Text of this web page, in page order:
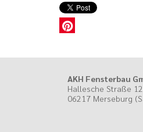
AKH Fensterbau
Hallesche Straße
06217 Merseburg